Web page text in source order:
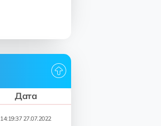
Дата
14:19:37 27.07.2022